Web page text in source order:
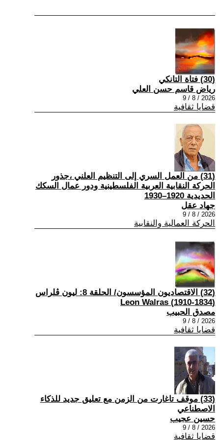
(30) فتاة التانكي
رياض قاسم حسن العلي
2026 / 8 / 9
قضايا ثقافية
(31) من العمل السري إلى التنظيم العلني ،جذور
الحركة النقابية العربية الفلسطينية ودور عمال السكك
الحديدية 1920–1930
جهاد عقل
2026 / 8 / 9
الحركة العمالية والنقابية
(32) الاقتصاديون المؤسسون/ الحلقة 8: ليون ڤلراس
(1834-1910) Leon Walras
مصدق الحبيب
2026 / 8 / 9
قضايا ثقافية
(33) موقف تاغارت من الزمن مع تعليق جديد للذكاء
الاصطناعي
حسين عجيب
2026 / 8 / 9
قضايا ثقافية